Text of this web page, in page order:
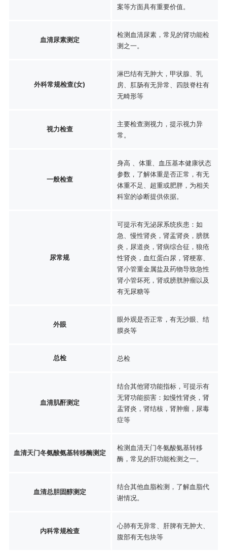
案等方面具有重要价值。
血清尿素测定
检测血清尿素，常见的肾功能检
测之一。
外科常规检查(女)
淋巴结有无肿大，甲状腺、乳
房、肛肠有无异常、四肢脊柱有
无畸形等
视力检查
主要检查测视力，提示视力异
常。
一般检查
身高 、体重、血压基本健康状态
参数，了解体重是否正常，有无
体重不足、超重或肥胖，为相关
科室的诊断提供依据。
尿常规
可提示有无泌尿系统疾患：如
急、慢性肾炎，肾盂肾炎，膀胱
炎，尿道炎，肾病综合征，狼疮
性肾炎，血红蛋白尿，肾梗塞、
肾小管重金属盐及药物导致急性
肾小管坏死，肾或膀胱肿瘤以及
有无尿糖等
外眼
眼外观是否正常，有无沙眼、结
膜炎等
总检 总检
血清肌酐测定
结合其他肾功能指标，可提示有
无肾功能损害：如慢性肾炎，肾
盂肾炎，肾结核，肾肿瘤，尿毒
症等
血清天门冬氨酸氨基转移酶测定
检测血清天门冬氨酸氨基转移
酶，常见的肝功能检测之一。
血清总胆固醇测定
结合其他血脂检测，了解血脂代
谢情况。
内科常规检查
心肺有无异常、肝脾有无肿大、
腹部有无包块等